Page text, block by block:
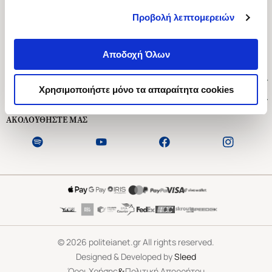
Προβολή λεπτομερειών
Αποδοχή Όλων
Χρησιμοποιήστε μόνο τα απαραίτητα cookies
Ασκληπιού 1-3, Αθήνα 106 79
Δευτέρα - Παρασκευή 09:00-21:00
Εξυπηρέτηση Πελατών
ΑΚΟΛΟΥΘΗΣΤΕ ΜΑΣ
©2026 politeianet.gr All rights reserved.
Designed & Developed bySleed